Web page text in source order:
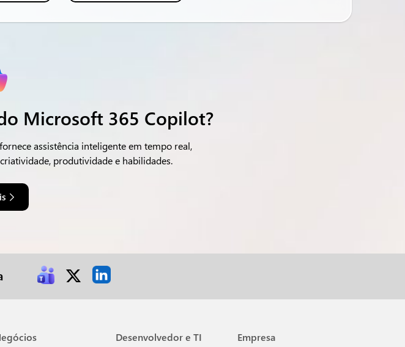
Microsoft 365 Copilot?
assistência inteligente em tempo real,
produtividade e habilidades.
Negócios Desenvolvedor e TI Empresa